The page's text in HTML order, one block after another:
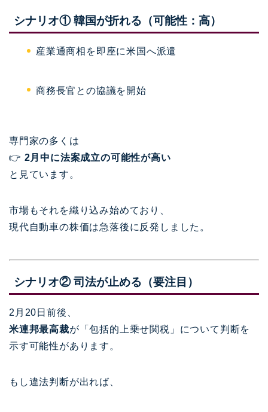
シナリオ① 韓国が折れる（可能性：高）
産業通商相を即座に米国へ派遣
商務長官との協議を開始
専門家の多くは
👉 2月中に法案成立の可能性が高い
と見ています。
市場もそれを織り込み始めており、
現代自動車の株価は急落後に反発しました。
シナリオ② 司法が止める（要注目）
2月20日前後、
米連邦最高裁が「包括的上乗せ関税」について判断を
示す可能性があります。
もし違法判断が出れば、